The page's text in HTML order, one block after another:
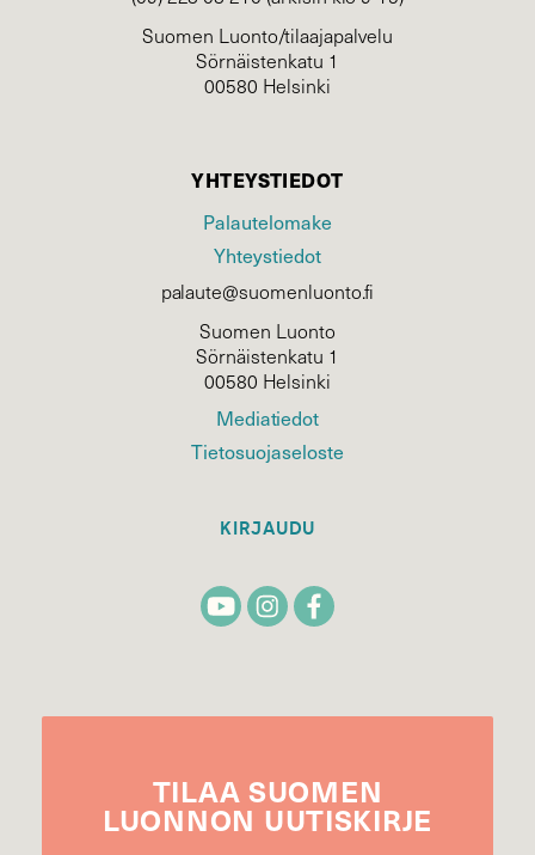
Suomen Luonto/tilaajapalvelu
Sörnäistenkatu 1
00580 Helsinki
YHTEYSTIEDOT
Palautelomake
Yhteystiedot
palaute@suomenluonto.fi
Suomen Luonto
Sörnäistenkatu 1
00580 Helsinki
Mediatiedot
Tietosuojaseloste
KIRJAUDU
TILAA SUOMEN
LUONNON UUTIS­KIRJE